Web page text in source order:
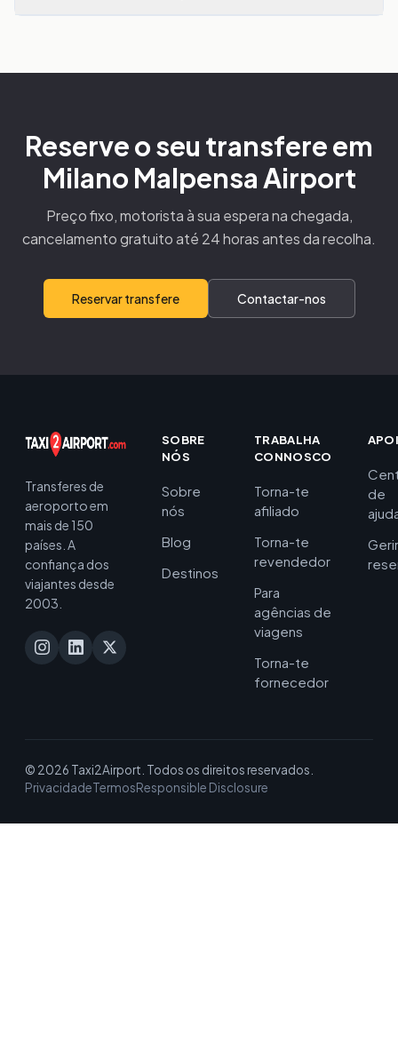
Reserve o seu transfere em
Milano Malpensa Airport
Preço fixo, motorista à sua espera na chegada,
cancelamento gratuito até 24 horas antes da recolha.
Reservar transfere Contactar-nos
Transferes de
aeroporto em
mais de 150
países. A
confiança dos
viajantes desde
2003.
SOBRE
NÓS
Sobre
nós
Blog
Destinos
TRABALHA
CONNOSCO
Torna-te
afiliado
Torna-te
revendedor
Para
agências de
viagens
Torna-te
fornecedor
de
Gerir
© 2026 Taxi2Airport. Todos os direitos reservados.
PrivacidadeTermosResponsible Disclosure